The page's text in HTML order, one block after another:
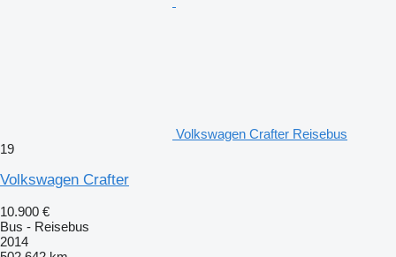
Volkswagen Crafter Reisebus
19
Volkswagen Crafter
10.900 €
Bus - Reisebus
2014